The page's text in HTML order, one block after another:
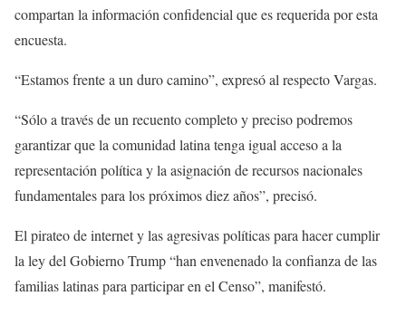
compartan la información confidencial que es requerida por esta
encuesta.
“Estamos frente a un duro camino”, expresó al respecto Vargas.
“Sólo a través de un recuento completo y preciso podremos
garantizar que la comunidad latina tenga igual acceso a la
representación política y la asignación de recursos nacionales
fundamentales para los próximos diez años”, precisó.
El pirateo de internet y las agresivas políticas para hacer cumplir
la ley del Gobierno Trump “han envenenado la confianza de las
familias latinas para participar en el Censo”, manifestó.